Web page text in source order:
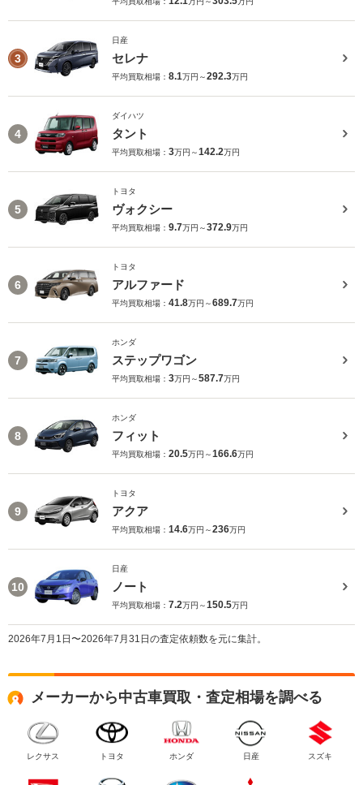
3
日産
セレナ
平均買取相場： 8.1万円～292.3万円
4
ダイハツ
タント
平均買取相場： 3万円～142.2万円
5
トヨタ
ヴォクシー
平均買取相場： 9.7万円～372.9万円
6
トヨタ
アルファード
平均買取相場： 41.8万円～689.7万円
7
ホンダ
ステップワゴン
平均買取相場： 3万円～587.7万円
8
ホンダ
フィット
平均買取相場： 20.5万円～166.6万円
9
トヨタ
アクア
平均買取相場： 14.6万円～236万円
10
日産
ノート
平均買取相場： 7.2万円～150.5万円
2026年7月1日〜2026年7月31日の査定依頼数を元に集計。
メーカーから中古車買取・査定相場を調べる
レクサス トヨタ ホンダ 日産 スズキ